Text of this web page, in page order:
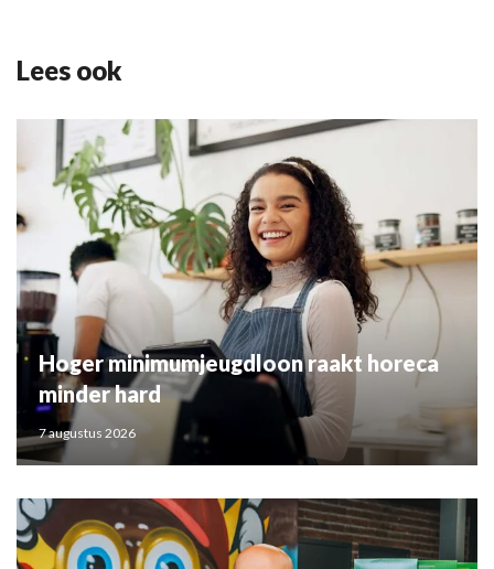
Lees ook
Hoger minimumjeugdloon raakt horeca
minder hard
7 augustus 2026